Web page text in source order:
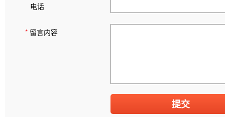
电话
* 留言内容